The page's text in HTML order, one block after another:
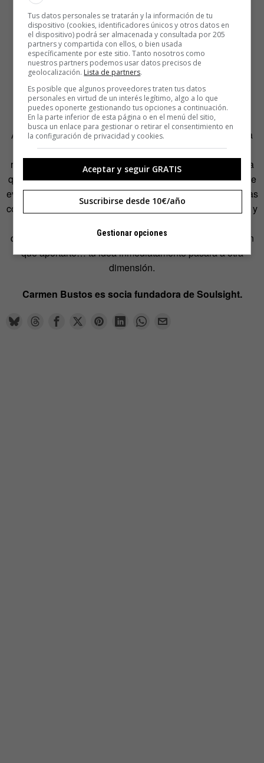
Anímate, prueba a prototipar en una fase muy temprana, a
medida que llegan las ideas más interesantes. Utiliza los
recursos que tengas, emplea a fondo tu imaginación hasta
que tengas un artefacto que se entienda por sí mismo y que
evoque la realidad. Comprobarás como a medida que lo vas
construyendo vas aprendiendo/entendiendo cosas nuevas y
qué mejorarían, qué dudas les surgen y qué críticas tienen
que aportarte… tu idea inmediatamente pasará a otra
dimensión.
Carmen Bustos es socia fundadora deSoulsight.
Tus datos personales se tratarán y la información de tu
dispositivo (cookies, identificadores únicos y otros datos en
el dispositivo) podrá ser almacenada y consultada por 205
partners y compartida con ellos, o bien usada
específicamente por este sitio. Tanto nosotros como
nuestros partners podemos usar datos precisos de
geolocalización. Lista de partners.
Es posible que algunos proveedores traten tus datos
personales en virtud de un interés legítimo, algo a lo que
puedes oponerte gestionando tus opciones a continuación.
En la parte inferior de esta página o en el menú del sitio,
busca un enlace para gestionar o retirar el consentimiento en
la configuración de privacidad y cookies.
Aceptar y seguir GRATIS
Suscribirse desde 10€/año
Gestionar opciones